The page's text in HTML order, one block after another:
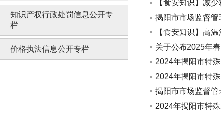
知识产权行政处罚信息公开专
栏
价格执法信息公开专栏
【食安知识】减
揭阳市市场监督
【食安知识】高
关于公布2025年
2024年揭阳市特
2024年揭阳市特
揭阳市市场监督
2024年揭阳市特